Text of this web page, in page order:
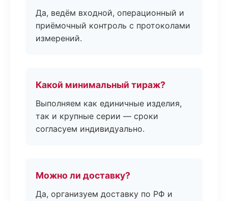
Да, ведём входной, операционный и
приёмочный контроль с протоколами
измерений.
Какой минимальный тираж?
Выполняем как единичные изделия,
так и крупные серии — сроки
согласуем индивидуально.
Можно ли доставку?
Да, организуем доставку по РФ и